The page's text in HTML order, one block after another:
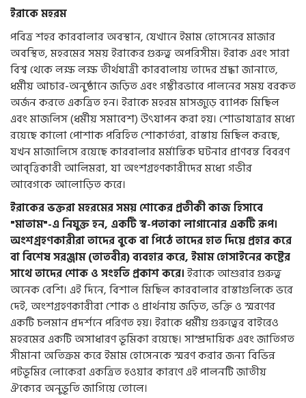
ইরাকে মহরম
পবিত্র শহর কারবালার অবস্থান, যেখানে ইমাম হোসেনের মাজার
অবস্থিত, মহরমের সময় ইরাকের গুরুত্ব অপরিসীম। ইরাক এবং সারা
বিশ্ব থেকে লক্ষ লক্ষ তীর্থযাত্রী কারবালায় তাদের শ্রদ্ধা জানাতে,
ধর্মীয় আচার-অনুষ্ঠানে জড়িত এবং গম্ভীরভাবে পালনের সময় বরকত
অর্জন করতে একত্রিত হন। ইরাকে মহরম মাসজুড়ে ব্যাপক মিছিল
এবং মাজলিস (ধর্মীয় সমাবেশ) উৎযাপন করা হয়। শোভাযাত্রার মধ্যে
রয়েছে কালো পোশাক পরিহিত শোকার্তরা, রাস্তায় মিছিল করছে,
যখন মাজালিসে রয়েছে কারবালার মর্মান্তিক ঘটনার প্রাণবন্ত বিবরণ
আবৃত্তিকারী আলিমরা, যা অংশগ্রহণকারীদের মধ্যে গভীর
আবেগকে আলোড়িত করে।
ইরাকের ভক্তরা মহরমের সময় শোকের প্রতীকী কাজ হিসাবে
"মাতাম"-এ নিযুক্ত হন, একটি স্ব-পতাকা লাগানোর একটি রূপ।
অংশগ্রহণকারীরা তাদের বুকে বা পিঠে তাদের হাত দিয়ে প্রহার করে
বা বিশেষ সরঞ্জাম (তাতবীর) ব্যবহার করে, ইমাম হোসাইনের কষ্টের
সাথে তাদের শোক ও সংহতি প্রকাশ করে।ইরাকে আশুরার গুরুত্ব
অনেক বেশি। এই দিনে, বিশাল মিছিল কারবালার রাস্তাগুলিকে ভরে
দেই, অংশগ্রহণকারীরা শোক ও প্রার্থনায় জড়িত, ভক্তি ও স্মরণের
একটি চলমান প্রদর্শনে পরিণত হয়। ইরাকে ধর্মীয় গুরুত্বের বাইরেও
মহরমের একটি অসাধারণ ভূমিকা রয়েছে। সাম্প্রদায়িক এবং জাতিগত
সীমানা অতিক্রম করে ইমাম হোসেনকে স্মরণ করার জন্য বিভিন্ন
পটভূমির লোকেরা একত্রিত হওয়ার কারণে এই পালনটি জাতীয়
ঐক্যের অনুভূতি জাগিয়ে তোলে।